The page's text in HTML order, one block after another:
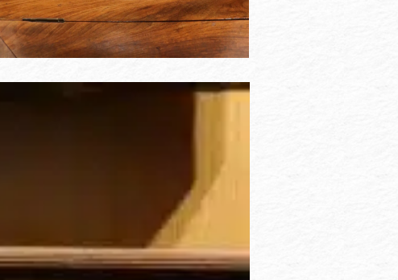
René Vallery-Radot 1853-1933